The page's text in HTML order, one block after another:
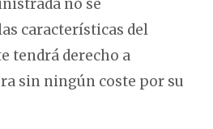
no se
características del
tendrá derecho a
sin ningún coste por su